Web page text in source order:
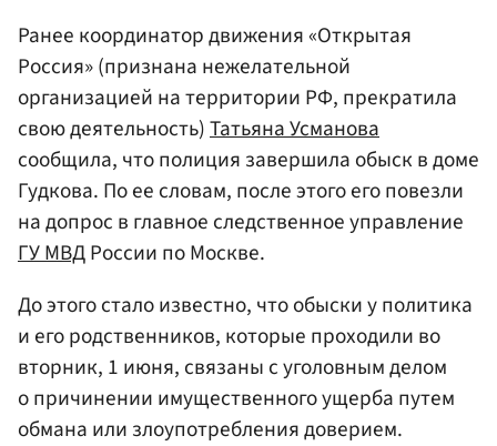
Ранее координатор движения «Открытая
Россия» (признана нежелательной
организацией на территории РФ, прекратила
свою деятельность)Татьяна Усманова
сообщила, что полиция завершила обыск в доме
Гудкова. По ее словам, после этого его повезли
на допрос в главное следственное управление
ГУ МВДРоссии по Москве.
До этого стало известно, что обыски у политика
и его родственников, которые проходили во
вторник, 1 июня, связаны с уголовным делом
о причинении имущественного ущерба путем
обмана или злоупотребления доверием.